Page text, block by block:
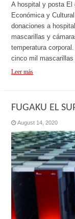
A hospital y posta El
Económica y
donaciones a
mascarillas y
temperatura
cinco mil
Leer más
FUGAKU EL
August 14, 2020